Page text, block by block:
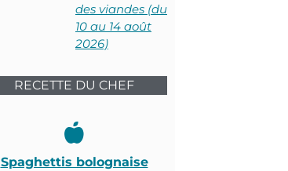
des viandes (du
10 au 14 août
2026)
RECETTE DU CHEF
Spaghettis bolognaise